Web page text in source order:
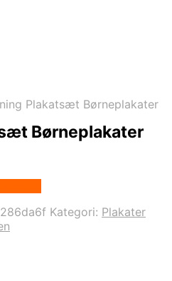
Plakatsæt Børneplakater
Børneplakater
Kategori: Plakater